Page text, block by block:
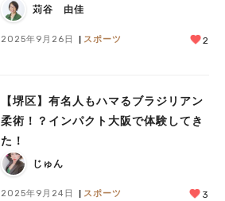
苅谷 由佳
2025年9月26日 スポーツ 2
【堺区】有名人もハマるブラジリアン
柔術！？インパクト大阪で体験してき
た！
じゅん
2025年9月24日 スポーツ 3